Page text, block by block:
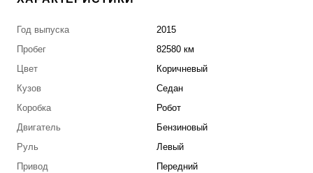
Год выпуска
2015
Пробег
82580 км
Цвет
Коричневый
Кузов
Седан
Коробка
Робот
Двигатель
Бензиновый
Руль
Левый
Привод
Передний